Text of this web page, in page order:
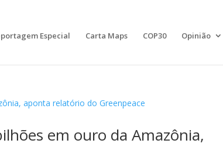
Especial Carta Maps COP30 Opinião
em ouro da Amazônia,